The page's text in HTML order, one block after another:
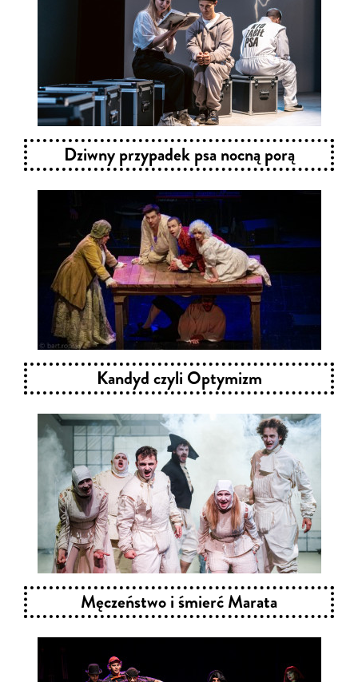
Dziwny przypadek psa nocną porą
Kandyd czyli Optymizm
Męczeństwo i śmierć Marata